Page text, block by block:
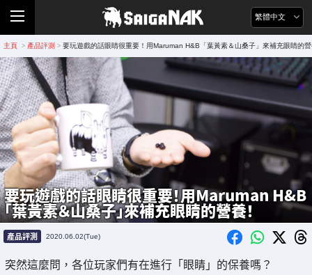
繁體中文
主頁 > 產品評測 > 要玩遊戲的話眼睛很重要！用Maruman H&B「葉黃素＆山桑子」來補充眼睛的
要玩遊戲的話眼睛很重要！用Maruman H&B
「葉黃素＆山桑子」來補充眼睛的營養！
產品評測 2020.06.02(Tue)
突然這麼問，各位玩家們有在進行「眼睛」的保養嗎？